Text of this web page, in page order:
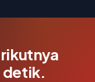
detik.